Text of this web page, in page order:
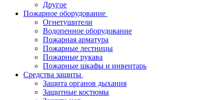
Другое
Пожарное оборудование
Огнетушители
Водопенное оборудование
Пожарная арматура
Пожарные лестницы
Пожарные рукава
Пожарные шкафы и инвентарь
Средства защиты
Защита органов дыхания
Защитные костюмы